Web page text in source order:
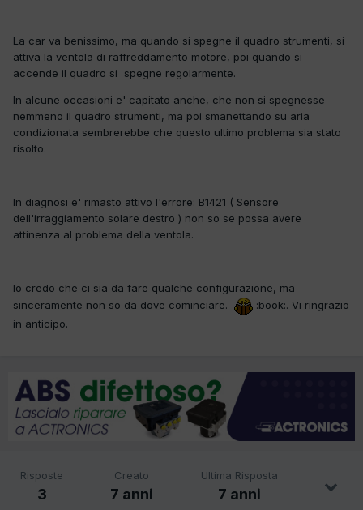
La car va benissimo, ma quando si spegne il quadro strumenti, si
attiva la ventola di raffreddamento motore, poi quando si
accende il quadro si spegne regolarmente.
In alcune occasioni e' capitato anche, che non si spegnesse
nemmeno il quadro strumenti, ma poi smanettando su aria
condizionata sembrerebbe che questo ultimo problema sia stato
risolto.
In diagnosi e' rimasto attivo l'errore: B1421 ( Sensore
dell'irraggiamento solare destro ) non so se possa avere
attinenza al problema della ventola.
Io credo che ci sia da fare qualche configurazione, ma
sinceramente non so da dove cominciare.
:book:. Vi ringrazio
in anticipo.
Risposte
3
Creato
7 anni
Ultima Risposta
7 anni